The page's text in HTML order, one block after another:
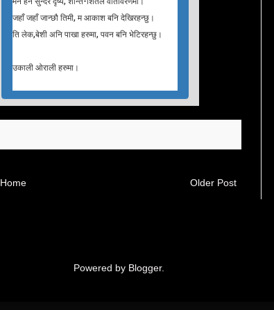
जहाँ जहाँ जान्छौ तिमी, म आकाश बनि देखिरहन्छु।
ति लेक,बेशी अनि पाखा हरुमा, पवन बनि भेटिरहन्छु।
उकाली ओराली हरुमा।
Older Post
Home
Powered by Blogger.